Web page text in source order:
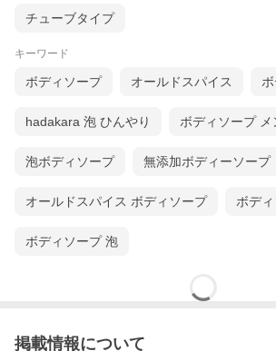
チューブタイプ
キーワード
ボディソープ オールドスパイス
hadakara 泡 ひんやり ボディソープ メ
泡ボディソープ 無添加ボディーソープ
オールドスパイス ボディソープ ボデ
ボディソープ 泡
掲載情報について